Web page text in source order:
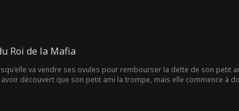
Roi de la Mafia
va vendre ses ovules pour rembourser la dette de son petit
découvert que son petit ami la trompe, mais elle commence à